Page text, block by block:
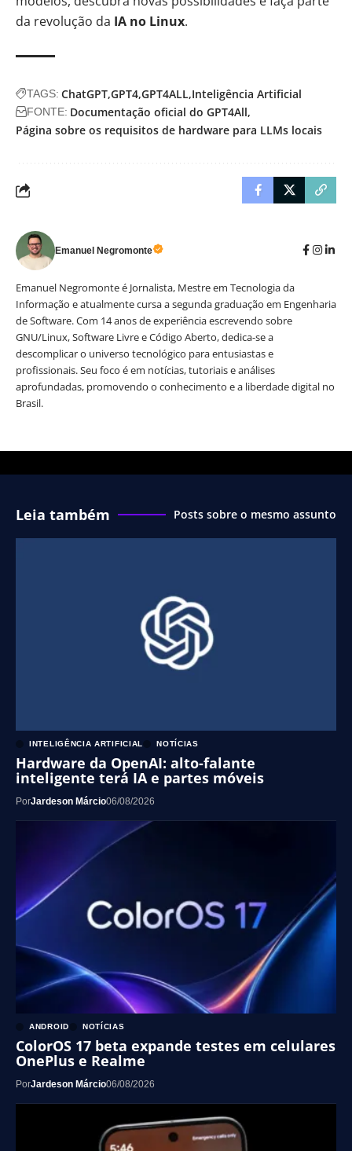
da revolução da IA no Linux.
TAGS: ChatGPT GPT4 GPT4ALL Inteligência Artificial
FONTE: Documentação oficial do GPT4All
Página sobre os requisitos de hardware para LLMs locais
Emanuel Negromonte
Emanuel Negromonte é Jornalista, Mestre em Tecnologia da
Informação e atualmente cursa a segunda graduação em Engenharia
de Software. Com 14 anos de experiência escrevendo sobre
GNU/Linux, Software Livre e Código Aberto, dedica-se a
descomplicar o universo tecnológico para entusiastas e
profissionais. Seu foco é em notícias, tutoriais e análises
aprofundadas, promovendo o conhecimento e a liberdade digital no
Brasil.
Leia também Posts sobre o mesmo assunto
INTELIGÊNCIA ARTIFICIAL NOTÍCIAS
Hardware da OpenAI: alto-falante
inteligente terá IA e partes móveis
PorJardeson Márcio06/08/2026
ANDROID NOTÍCIAS
ColorOS 17 beta expande testes em celulares
OnePlus e Realme
PorJardeson Márcio06/08/2026